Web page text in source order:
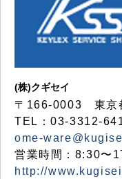
(株)クギセイ
〒166-0003 東京
TEL：03-3312-
ome-
営業時間：8:30〜
http://